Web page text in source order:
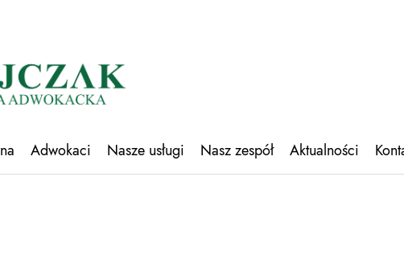
Adwokaci Nasze usługi Nasz zespół Aktualności